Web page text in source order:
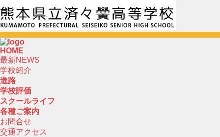
HOME
最新NEWS
学校紹介
進路
学校評価
スクールライフ
各種ご案内
お問合せ
交通アクセス